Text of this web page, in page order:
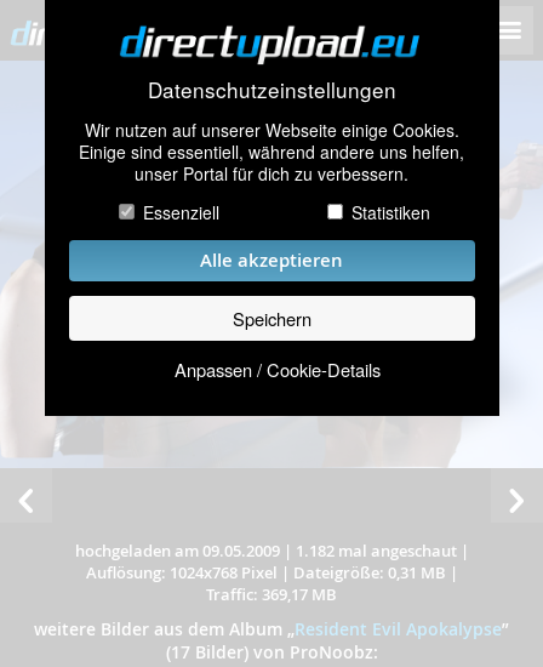
Datenschutzeinstellungen
Wir nutzen auf unserer Webseite einige Cookies.
Einige sind essentiell, während andere uns helfen,
unser Portal für dich zu verbessern.
Essenziell
Statistiken
Alle akzeptieren
Speichern
Anpassen / Cookie-Details
hochgeladen am 09.05.2009| 1.182 mal angeschaut|
Auflösung: 1024x768 Pixel | Dateigröße: 0,31 MB |
Traffic: 369,17 MB
weitere Bilder aus dem Album „Resident Evil Apokalypse”
(17 Bilder) von ProNoobz: